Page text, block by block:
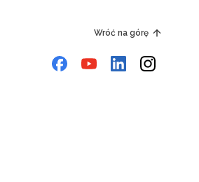
Wróć na górę